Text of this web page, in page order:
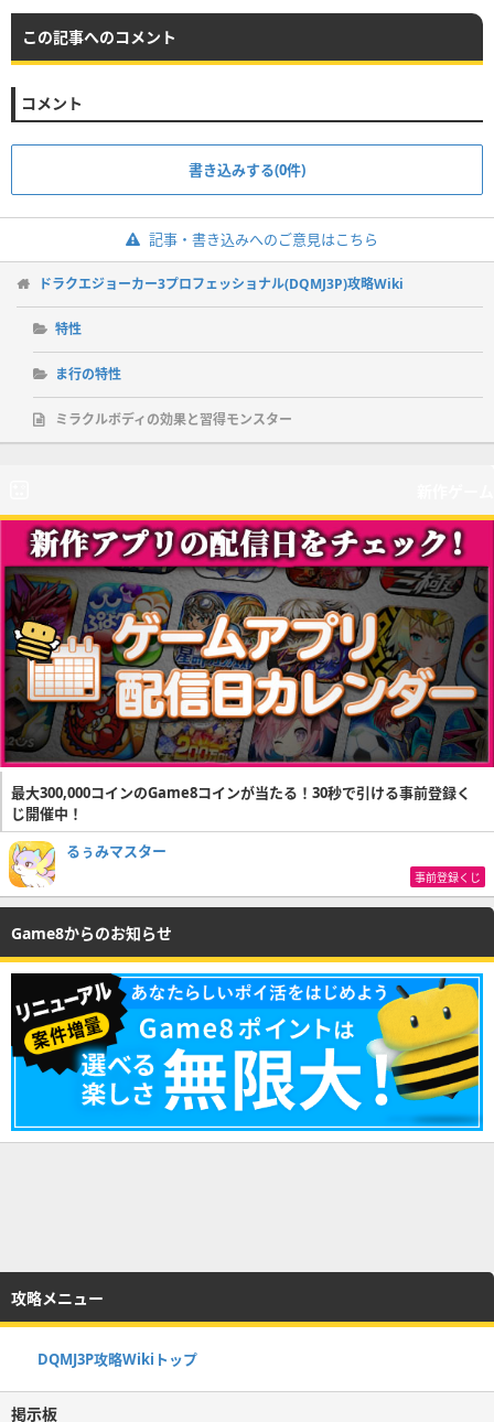
この記事へのコメント
コメント
書き込みする(0件)
記事・書き込みへのご意見はこちら
ドラクエジョーカー3プロフェッショナル(DQMJ3P)攻略Wiki
特性
ま行の特性
ミラクルボディの効果と習得モンスター
最大300,000コインのGame8コインが当たる！30秒で引ける事前登録く
じ開催中！
るぅみマスター
事前登録くじ
Game8からのお知らせ
攻略メニュー
DQMJ3P攻略Wikiトップ
掲示板